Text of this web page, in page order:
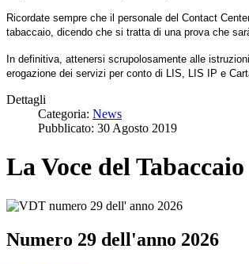
Ricordate sempre che il personale del Contact
tabaccaio, dicendo che si tratta di una prova che
In definitiva, attenersi scrupolosamente alle
erogazione dei servizi per conto di LIS, LIS IP e
Dettagli
Categoria: News
Pubblicato: 30 Agosto 2019
La Voce del Tabaccaio
Numero 29 dell'anno 2026